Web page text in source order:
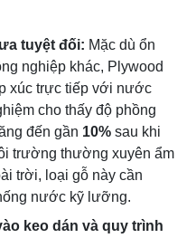
tuyệt đối: Mặc dù ổn
nghiệp khác, Plywood
xúc trực tiếp với nước
cho thấy độ phồng
đến gần 10% sau khi
trường thường xuyên ẩm
trời, loại gỗ này cần
nước kỹ lưỡng.
keo dán và quy trình